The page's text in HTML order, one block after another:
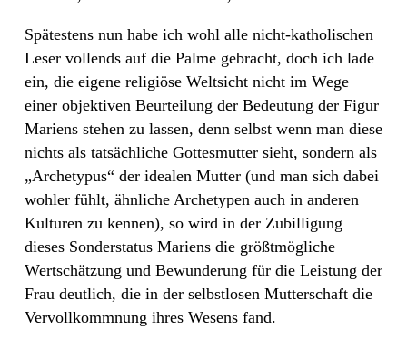
Spätestens nun habe ich wohl alle nicht-katholischen
Leser vollends auf die Palme gebracht, doch ich lade
ein, die eigene religiöse Weltsicht nicht im Wege
einer objektiven Beurteilung der Bedeutung der Figur
Mariens stehen zu lassen, denn selbst wenn man diese
nichts als tatsächliche Gottesmutter sieht, sondern als
„Archetypus“ der idealen Mutter (und man sich dabei
wohler fühlt, ähnliche Archetypen auch in anderen
Kulturen zu kennen), so wird in der Zubilligung
dieses Sonderstatus Mariens die größtmögliche
Wertschätzung und Bewunderung für die Leistung der
Frau deutlich, die in der selbstlosen Mutterschaft die
Vervollkommnung ihres Wesens fand.